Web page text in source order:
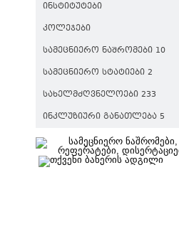
ᲘᲜᲡᲢᲘᲢᲣᲢᲔᲑᲘ
ᲙᲝᲚᲔᲯᲔᲑᲘ
ᲡᲐᲛᲔᲪᲜᲘᲔᲠᲝ ᲜᲐᲨᲠᲝᲛᲔᲑᲘ 10
ᲡᲐᲛᲔᲪᲜᲘᲔᲠᲝ ᲡᲢᲐᲢᲘᲔᲑᲘ 2
ᲡᲐᲮᲔᲚᲛᲫᲦᲕᲜᲔᲚᲝᲔᲑᲘ 233
ᲘᲜᲙᲚᲣᲖᲘᲣᲠᲘ ᲒᲐᲜᲐᲗᲚᲔᲑᲐ 5